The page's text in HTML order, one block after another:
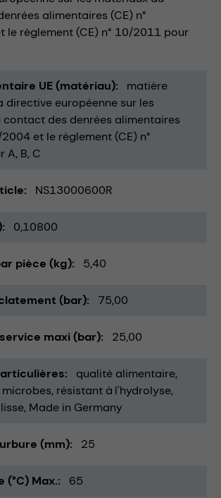
alimentaires (CE) n°
le règlement (CE) n° 10/2011 pour
UE (matériau)
matière
directive européenne sur les
contact des denrées alimentaires
et le règlement (CE) n°
A, B, C
NS13000600R
0,10800
pièce (kg) 5,40
(bar) 75,00
maxi (bar) 25,00
qualité alimentaire
résistant à l'hydrolyse
Made in Germany
(mm) 25
(°C) Max. 65